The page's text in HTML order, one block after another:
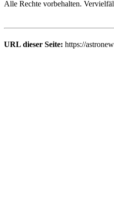
Alle Rechte vorbehalten.
URL dieser Seite: https://